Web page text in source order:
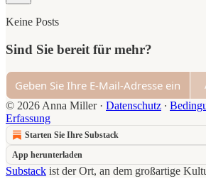
Keine Posts
Sind Sie bereit für mehr?
© 2026 Anna Miller· Datenschutz ∙
Erfassung
Starten Sie Ihre Substack
App herunterladen
Substack ist der Ort, an dem großartige